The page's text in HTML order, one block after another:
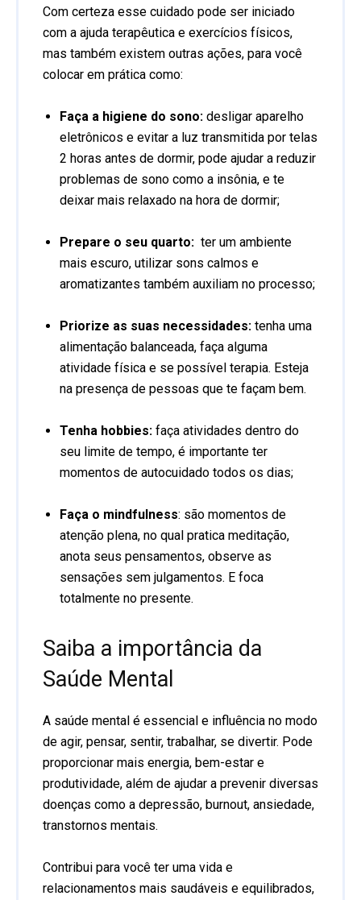
Com certeza esse cuidado pode ser iniciado
com a ajuda terapêutica e exercícios físicos,
mas também existem outras ações, para você
colocar em prática como:
Faça a higiene do sono: desligar aparelho
eletrônicos e evitar a luz transmitida por telas
2 horas antes de dormir, pode ajudar a reduzir
problemas de sono como a insônia, e te
deixar mais relaxado na hora de dormir;
Prepare o seu quarto: ter um ambiente
mais escuro, utilizar sons calmos e
aromatizantes também auxiliam no processo;
Priorize as suas necessidades: tenha uma
alimentação balanceada, faça alguma
atividade física e se possível terapia. Esteja
na presença de pessoas que te façam bem.
Tenha hobbies: faça atividades dentro do
seu limite de tempo, é importante ter
momentos de autocuidado todos os dias;
Faça o mindfulness: são momentos de
atenção plena, no qual pratica meditação,
anota seus pensamentos, observe as
sensações sem julgamentos. E foca
totalmente no presente.
Saiba a importância da
Saúde Mental
A saúde mental é essencial e influência no modo
de agir, pensar, sentir, trabalhar, se divertir. Pode
proporcionar mais energia, bem-estar e
produtividade, além de ajudar a prevenir diversas
doenças como a depressão, burnout, ansiedade,
transtornos mentais.
Contribui para você ter uma vida e
relacionamentos mais saudáveis e equilibrados,